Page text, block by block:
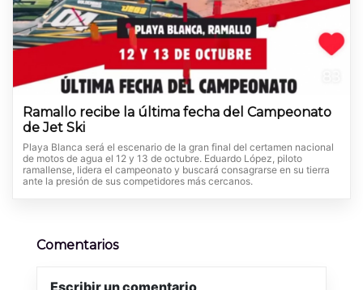
Ramallo recibe la última fecha del Campeonato
de Jet Ski
Playa Blanca será el escenario de la gran final del certamen nacional
de motos de agua el 12 y 13 de octubre. Eduardo López, piloto
ramallense, lidera el campeonato y buscará consagrarse en su tierra
ante la presión de sus competidores más cercanos.
Comentarios
Escribir un comentario